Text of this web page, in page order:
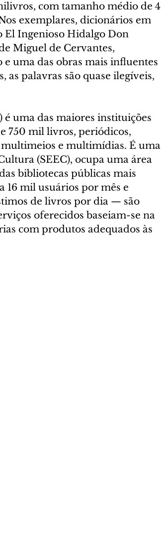
com tamanho médio de 4
exemplares, dicionários em
El Ingenioso Hidalgo Don
Miguel de Cervantes,
uma das obras mais influentes
palavras são quase ilegíveis,
é uma das maiores instituições
750 mil livros, periódicos,
multimeios e multimídias. É uma
(SEEC), ocupa uma área
bibliotecas públicas mais
16 mil usuários por mês e
de livros por dia — são
oferecidos baseiam-se na
com produtos adequados às